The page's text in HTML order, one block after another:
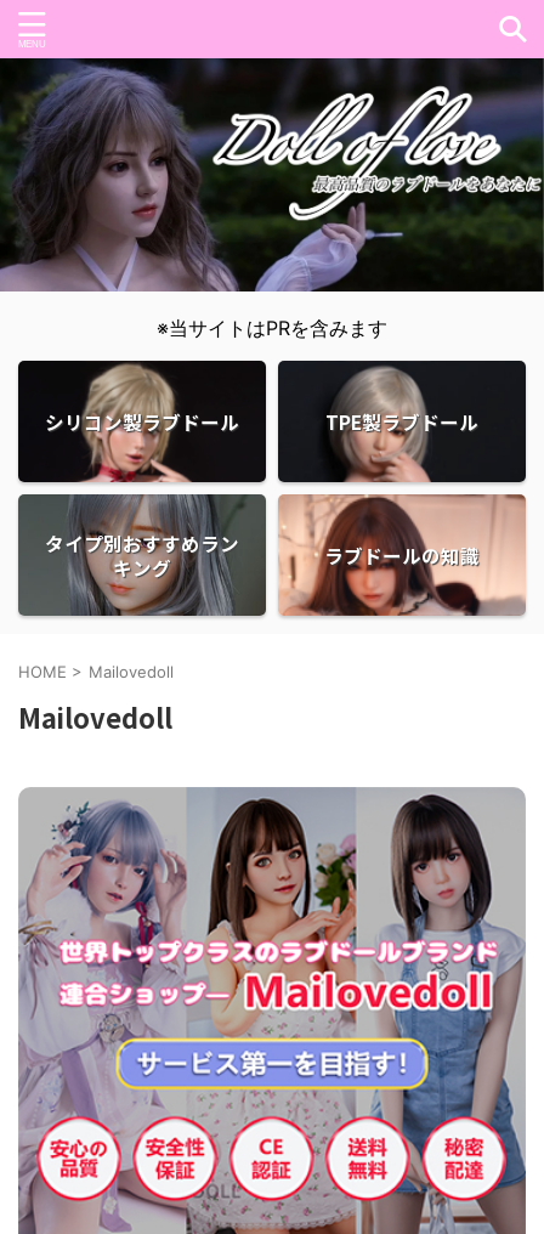
※当サイトはPRを含みます
シリコン製ラブドール TPE製ラブドール
タイプ別おすすめラン
キング
ラブドールの知識
HOME > Mailovedoll
Mailovedoll